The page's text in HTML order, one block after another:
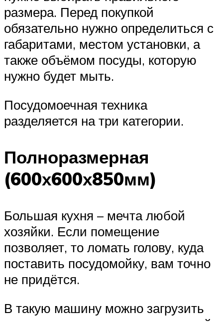
размера. Перед покупкой
обязательно нужно определиться с
габаритами, местом установки, а
также объёмом посуды, которую
нужно будет мыть.
Посудомоечная техника
разделяется на три категории.
Полноразмерная
(600х600х850мм)
Большая кухня – мечта любой
хозяйки. Если помещение
позволяет, то ломать голову, куда
поставить посудомойку, вам точно
не придётся.
В такую машину можно загрузить